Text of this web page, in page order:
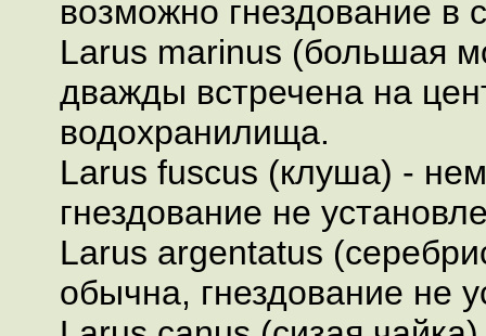
возможно гнездование в
Larus marinus (большая
дважды встречена на
водохранилища.
Larus fuscus (клуша) -
гнездование не
Larus argentatus
обычна, гнездование не